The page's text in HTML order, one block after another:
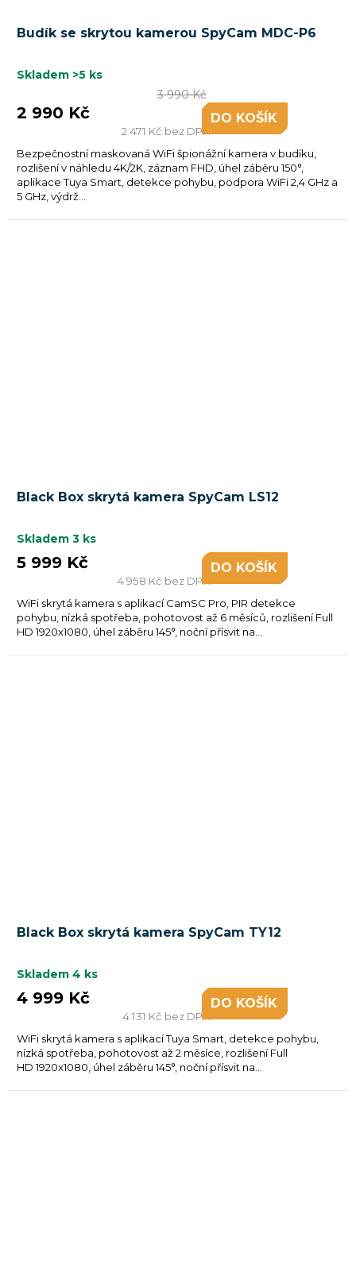
Budík se skrytou kamerou SpyCam MDC-P6
Skladem >5 ks
2 471 Kč bez DPH
2 990 Kč
3 990 Kč
DO KOŠÍKU
Bezpečnostní maskovaná WiFi špionážní kamera v budíku,
rozlišení v náhledu 4K/2K, záznam FHD, úhel záběru 150°,
aplikace Tuya Smart, detekce pohybu, podpora WiFi 2,4 GHz a
5 GHz, výdrž...
Black Box skrytá kamera SpyCam LS12
Skladem 3 ks
4 958 Kč bez DPH
5 999 Kč DO KOŠÍKU
WiFi skrytá kamera s aplikací CamSC Pro, PIR detekce
pohybu, nízká spotřeba, pohotovost až 6 měsíců, rozlišení Full
HD 1920x1080, úhel záběru 145°, noční přísvit na...
Black Box skrytá kamera SpyCam TY12
Skladem 4 ks
4 131 Kč bez DPH
4 999 Kč DO KOŠÍKU
WiFi skrytá kamera s aplikací Tuya Smart, detekce pohybu,
nízká spotřeba, pohotovost až 2 měsíce, rozlišení Full
HD 1920x1080, úhel záběru 145°, noční přísvit na...